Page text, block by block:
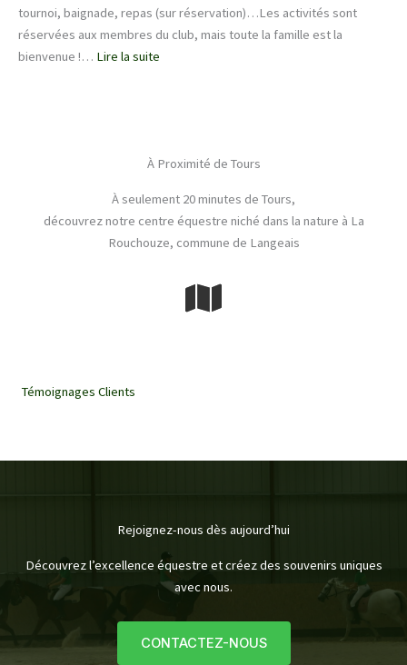
tournoi, baignade, repas (sur réservation)…Les activités sont
réservées aux membres du club, mais toute la famille est la
bienvenue !… Lire la suite
club
à
grands
pas
À Proximité de Tours
À seulement 20 minutes de Tours,
découvrez notre centre équestre niché dans la nature à La
Rouchouze, commune de Langeais
Témoignages Clients
Rejoignez-nous dès aujourd’hui
Découvrez l’excellence équestre et créez des souvenirs uniques
avec nous.
CONTACTEZ-NOUS